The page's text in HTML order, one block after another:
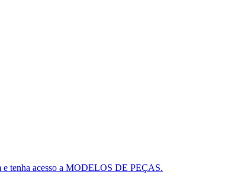
e tenha acesso a MODELOS DE PEÇAS.